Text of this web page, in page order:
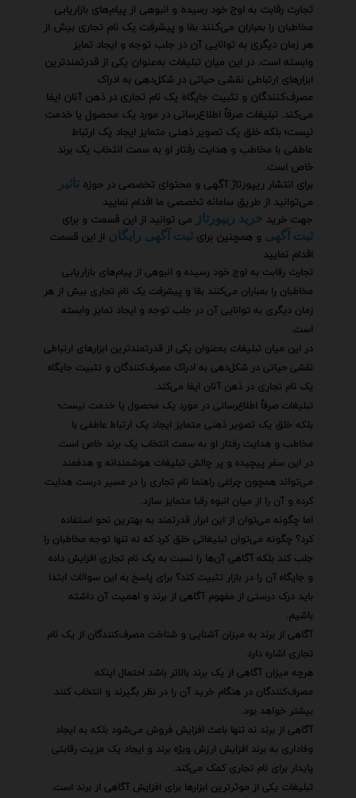
تجارت رقابت به اوج خود رسیده و انبوهی از پیام‌های بازاریابی
مخاطبان را بمباران می‌کنند بقا و پیشرفت یک نام تجاری بیش از
هر زمان دیگری به توانایی آن در جلب توجه و ایجاد تمایز
وابسته است. در این میان تبلیغات به‌عنوان یکی از قدرتمندترین
ابزارهای ارتباطی نقشی حیاتی در شکل‌دهی به ادراک
مصرف‌کنندگان و تثبیت جایگاه یک نام تجاری در ذهن آنان ایفا
می‌کند. تبلیغات صرفاً اطلاع‌رسانی در مورد یک محصول یا خدمت
نیست؛ بلکه خلق یک تصویر ذهنی متمایز ایجاد یک ارتباط
عاطفی با مخاطب و هدایت رفتار او به سمت انتخاب یک برند
خاص است.
برای انتشار ریپورتاژ آگهی و محتوای تخصصی در حوزه تاثیر
می‌توانید از طریق سامانه تخصصی ما اقدام نمایید
جهت خرید خرید ریپورتاژ می توانید از این قسمت و برای
ثبت آگهی و همچنین برای ثبت آگهی رایگان از این قسمت
اقدام نمایید
تجارت رقابت به اوج خود رسیده و انبوهی از پیام‌های بازاریابی
مخاطبان را بمباران می‌کنند بقا و پیشرفت یک نام تجاری بیش از هر
زمان دیگری به توانایی آن در جلب توجه و ایجاد تمایز وابسته
است.
در این میان تبلیغات به‌عنوان یکی از قدرتمندترین ابزارهای ارتباطی
نقشی حیاتی در شکل‌دهی به ادراک مصرف‌کنندگان و تثبیت جایگاه
یک نام تجاری در ذهن آنان ایفا می‌کند.
تبلیغات صرفاً اطلاع‌رسانی در مورد یک محصول یا خدمت نیست؛
بلکه خلق یک تصویر ذهنی متمایز ایجاد یک ارتباط عاطفی با
مخاطب و هدایت رفتار او به سمت انتخاب یک برند خاص است.
در این سفر پیچیده و پر چالش تبلیغات هوشمندانه و هدفمند
می‌تواند همچون چراغی راهنما نام تجاری را در مسیر درست هدایت
کرده و آن را از میان انبوه رقبا متمایز سازد.
اما چگونه می‌توان از این ابزار قدرتمند به بهترین نحو استفاده
کرد؟ چگونه می‌توان تبلیغاتی خلق کرد که نه تنها توجه مخاطبان را
جلب کند بلکه آگاهی آن‌ها را نسبت به یک نام تجاری افزایش داده
و جایگاه آن را در بازار تثبیت کند؟ برای پاسخ به این سوالات ابتدا
باید درک درستی از مفهوم آگاهی از برند و اهمیت آن داشته
باشیم.
آگاهی از برند به میزان آشنایی و شناخت مصرف‌کنندگان از یک نام
تجاری اشاره دارد.
هرچه میزان آگاهی از یک برند بالاتر باشد احتمال اینکه
مصرف‌کنندگان در هنگام خرید آن را در نظر بگیرند و انتخاب کنند
بیشتر خواهد بود.
آگاهی از برند نه تنها باعث افزایش فروش می‌شود بلکه به ایجاد
وفاداری به برند افزایش ارزش ویژه برند و ایجاد یک مزیت رقابتی
پایدار برای نام تجاری کمک می‌کند.
تبلیغات یکی از موثرترین ابزارها برای افزایش آگاهی از برند است.